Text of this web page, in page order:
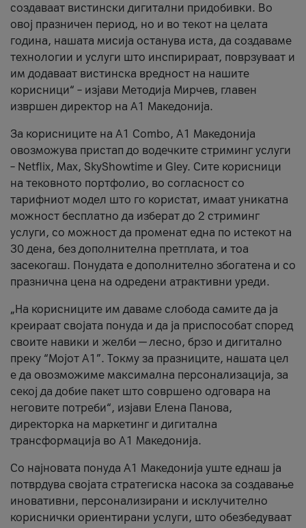
создаваат вистински дигитални придобивки. Во
овој празничен период, но и во текот на целата
година, нашата мисија останува иста, да создаваме
технологии и услуги што инспирираат, поврзуваат и
им додаваат вистинска вредност на нашите
корисници“ – изјави Методија Мирчев, главен
извршен директор на А1 Македонија.
За корисниците на A1 Combo, А1 Македонија
овозможува пристап до водечките стриминг услуги
– Netflix, Max, SkyShowtime и Gley. Сите корисници
на тековното портфолио, во согласност со
тарифниот модел што го користат, имаат уникатна
можност бесплатно да изберат до 2 стриминг
услуги, со можност да променат една по истекот на
30 дена, без дополнителна претплата, и тоа
засекогаш. Понудата е дополнително збогатена и со
празнична цена на одредени атрактивни уреди.
„На корисниците им даваме слобода самите да ја
креираат својата понуда и да ја приспособат според
своите навики и желби — лесно, брзо и дигитално
преку “Мојот А1”. Токму за празниците, нашата цел
е да овозможиме максимална персонализација, за
секој да добие пакет што совршено одговара на
неговите потреби“, изјави Елена Панова,
директорка на маркетинг и дигитална
трансформација во А1 Македонија.
Со најновата понуда А1 Македонија уште еднаш ја
потврдува својата стратегиска насока за создавање
иновативни, персонализирани и исклучително
кориснички ориентирани услуги, што обезбедуваат